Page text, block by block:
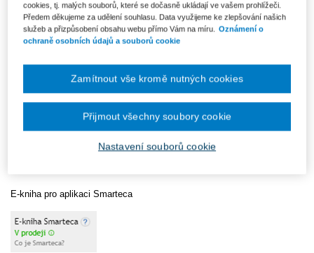
Soubory nabízíme k přímému stažení, po kterém si je můžete nahrát do
libovolné čtečky, tabletu, chytrého telefonu nebo PC. ePub soubory
patří ke standardním formátům, které podporuje většina čteček na trhu
MOBI soubory jsou formát určený zejména pro čtečky Amazon
Kindle. Od srpna 2022 se i pro čtečky Kindle stal hlavním
podporovaným formátem ePub.Více informací o e-knihách nabízených
jako soubory pro stažení.
Většinu e-knih nabízíme oběma zmíněnými způsoby, některé pouze
Informace o tom, jakým způsobem je daná e-
E-kniha pro aplikaci Smarteca
cookies, tj. malých souborů, které se dočasně ukládají ve vašem prohlížeči.
Předem děkujeme za udělení souhlasu. Data využijeme ke zlepšování našich
služeb a přizpůsobení obsahu webu přímo Vám na míru.
Oznámení o
ochraně osobních údajů a souborů cookie
Nastavení souborů cookie
Zamítnout vše kromě nutných cookies
Přijmout všechny soubory cookie